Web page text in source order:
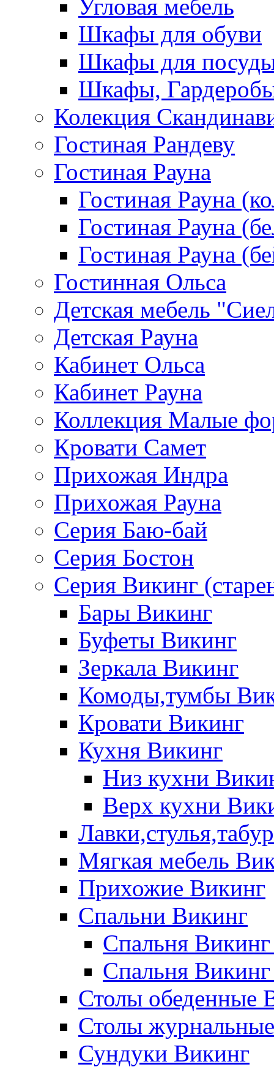
Угловая мебель
Шкафы для обуви
Шкафы для
Шкафы,
Колекция
Гостиная Рандеву
Гостиная Рауна
Гостиная Рауна
Гостиная Рауна
Гостиная Рауна
Гостинная Ольса
Детская мебель
Детская Рауна
Кабинет Ольса
Кабинет Рауна
Коллекция Малые
Кровати Самет
Прихожая Индра
Прихожая Рауна
Серия Баю-бай
Серия Бостон
Серия Викинг
Бары Викинг
Буфеты Викинг
Зеркала Викинг
Комоды,тумбы
Кровати Викинг
Кухня Викинг
Низ кухни
Верх кухни
Мягкая мебель
Прихожие Викинг
Спальни Викинг
Спальня
Спальня
Столы обеденные
Столы
Сундуки Викинг